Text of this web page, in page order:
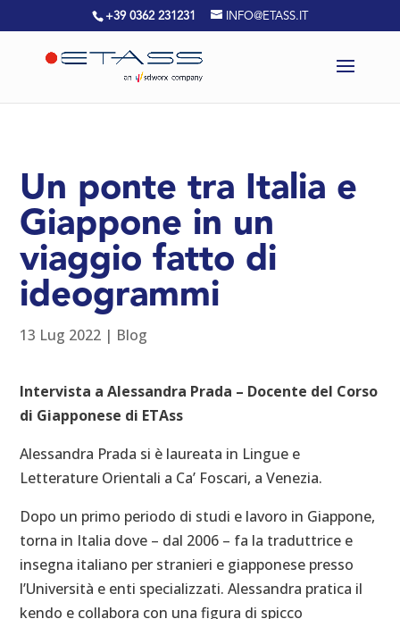
+39 0362 231231 INFO@ETASS.IT
Un ponte tra Italia e
Giappone in un
viaggio fatto di
ideogrammi
13 Lug 2022 | Blog
Intervista a Alessandra Prada – Docente del Corso
di Giapponese di ETAss
Alessandra Prada si è laureata in Lingue e
Letterature Orientali a Ca’ Foscari, a Venezia.
Dopo un primo periodo di studi e lavoro in Giappone,
torna in Italia dove – dal 2006 – fa la traduttrice e
insegna italiano per stranieri e giapponese presso
l’Università e enti specializzati. Alessandra pratica il
kendo e collabora con una figura di spicco